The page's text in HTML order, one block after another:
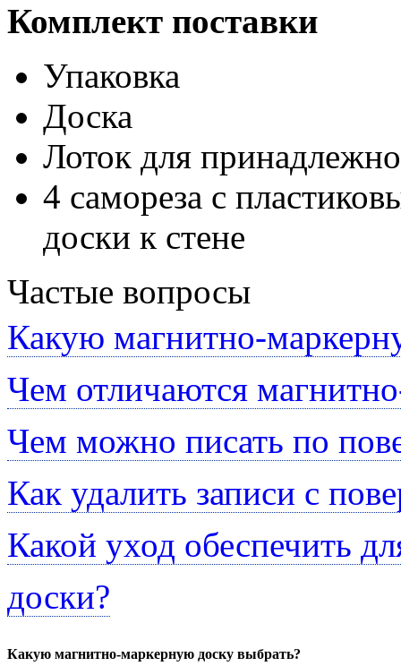
Комплект поставки
Упаковка
Доска
Лоток для
4 самореза с
доски к стене
Частые вопросы
Какую магнитно-
Чем отличаются
Чем можно писать по
Как удалить записи с
Какой уход обеспечить
доски?
Какую магнитно-маркерную доску выбрать?